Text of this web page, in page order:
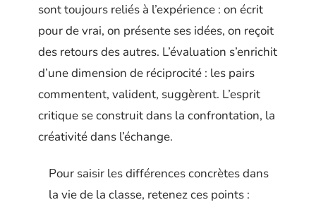
sont toujours reliés à l’expérience : on écrit
pour de vrai, on présente ses idées, on reçoit
des retours des autres. L’évaluation s’enrichit
d’une dimension de réciprocité : les pairs
commentent, valident, suggèrent. L’esprit
critique se construit dans la confrontation, la
créativité dans l’échange.
Pour saisir les différences concrètes dans
la vie de la classe, retenez ces points :